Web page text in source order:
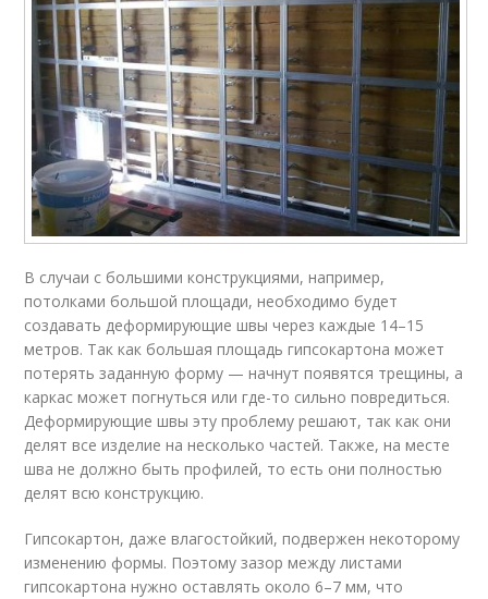
В случаи с большими конструкциями, например,
потолками большой площади, необходимо будет
создавать деформирующие швы через каждые 14–15
метров. Так как большая площадь гипсокартона может
потерять заданную форму — начнут появятся трещины, а
каркас может погнуться или где-то сильно повредиться.
Деформирующие швы эту проблему решают, так как они
делят все изделие на несколько частей. Также, на месте
шва не должно быть профилей, то есть они полностью
делят всю конструкцию.
Гипсокартон, даже влагостойкий, подвержен некоторому
изменению формы. Поэтому зазор между листами
гипсокартона нужно оставлять около 6–7 мм, что